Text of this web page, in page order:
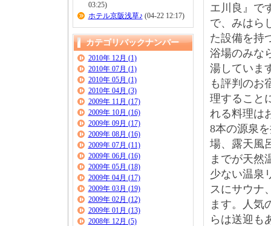
03:25)
ホテル京阪浅草♪ (04-22 12:17)
カテゴリバックナンバー
2010年 12月 (1)
2010年 07月 (1)
2010年 05月 (1)
2010年 04月 (3)
2009年 11月 (17)
2009年 10月 (16)
2009年 09月 (17)
2009年 08月 (16)
2009年 07月 (11)
2009年 06月 (16)
2009年 05月 (18)
2009年 04月 (17)
2009年 03月 (19)
2009年 02月 (12)
2009年 01月 (13)
2008年 12月 (5)
エ川良』で
で、みはら
た設備を持
浴場のみな
湯していま
も評判のお
理すること
れる料理は
8本の源泉
場、露天風
までが天然
少ない温泉
スにサウナ
ます。人気
らは送迎も